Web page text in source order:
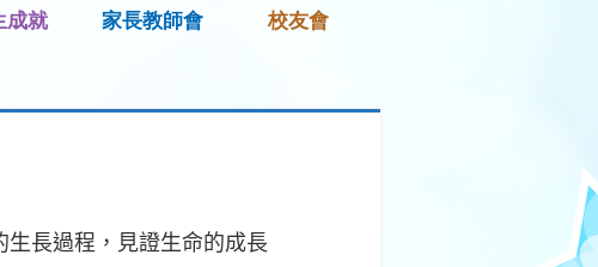
成就 家長教師會 校友會
生長過程，見證生命的成長